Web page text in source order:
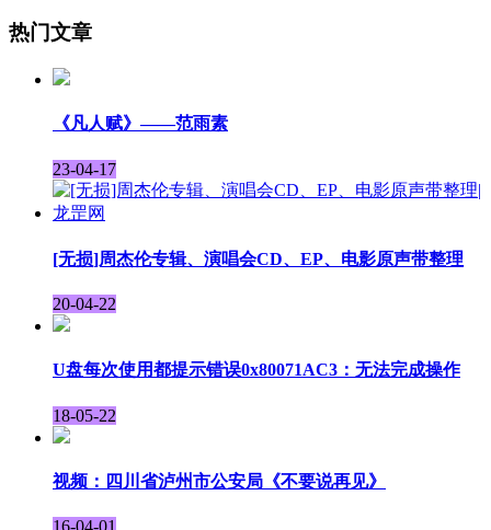
热门文章
《凡人赋》——范雨素
23-04-17
[无损]周杰伦专辑、演唱会CD、EP、电影原声带整理
20-04-22
U盘每次使用都提示错误0x80071AC3：无法完成操作
18-05-22
视频：四川省泸州市公安局《不要说再见》